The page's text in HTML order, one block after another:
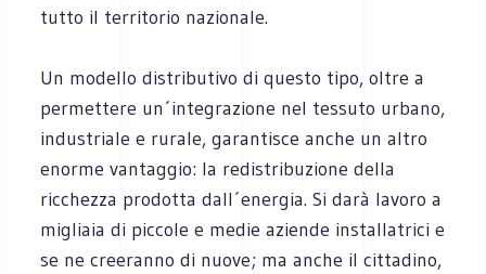
tutto il territorio nazionale.
Un modello distributivo di questo tipo, oltre a
permettere un´integrazione nel tessuto urbano,
industriale e rurale, garantisce anche un altro
enorme vantaggio: la redistribuzione della
ricchezza prodotta dall´energia. Si darà lavoro a
migliaia di piccole e medie aziende installatrici e
se ne creeranno di nuove; ma anche il cittadino,